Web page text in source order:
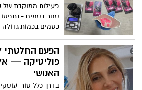
פעילות ממוקדת של
סחר בסמים - נתפסו
כסמים בכמות גדולה
הפעם החלטתי
פוליטיקה —
האנושי
בדרך כלל טורי